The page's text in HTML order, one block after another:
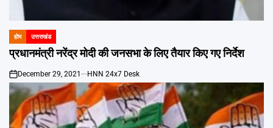
POSTED
IN
होम उत्तराखंड
प्रधानमंत्री नरेंद्र मोदी की जनसभा के लिए तैयार किए गए निर्देश
on
December 29, 2021 HNN 24x7 Desk